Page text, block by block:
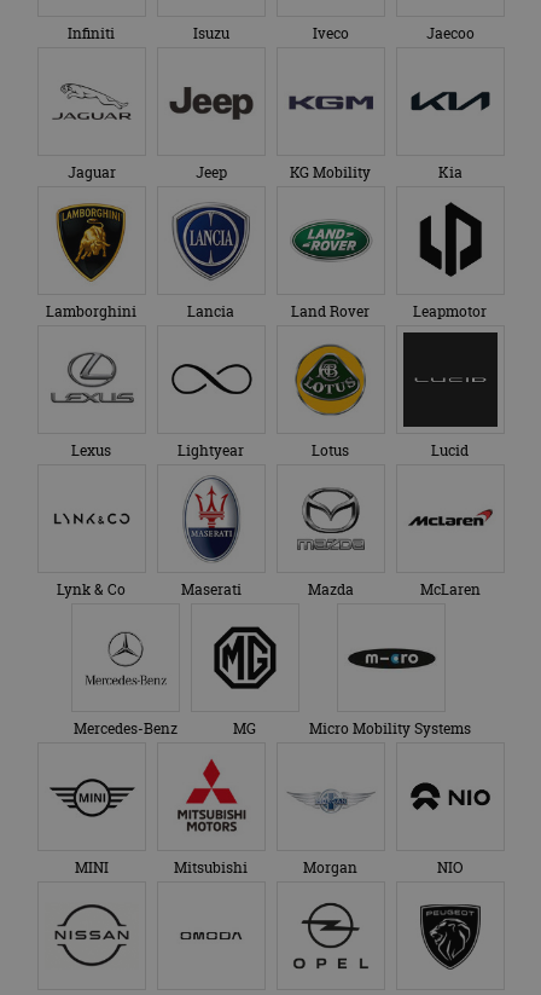
Infiniti Isuzu Iveco Jaecoo
Jaguar Jeep KG Mobility Kia
Lamborghini Lancia Land Rover Leapmotor
Lexus Lightyear Lotus Lucid
Lynk & Co Maserati Mazda McLaren
Mercedes-Benz MG Micro Mobility Systems
MINI Mitsubishi Morgan NIO